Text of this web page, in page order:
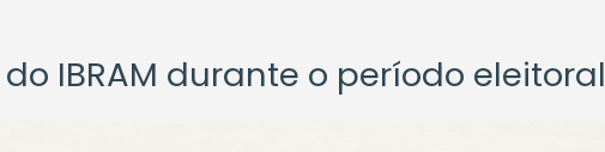
IBRAM durante o período eleitoral